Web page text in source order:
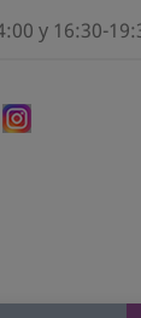
y 16:30-